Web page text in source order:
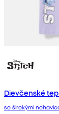
Dievčenské
so širokými